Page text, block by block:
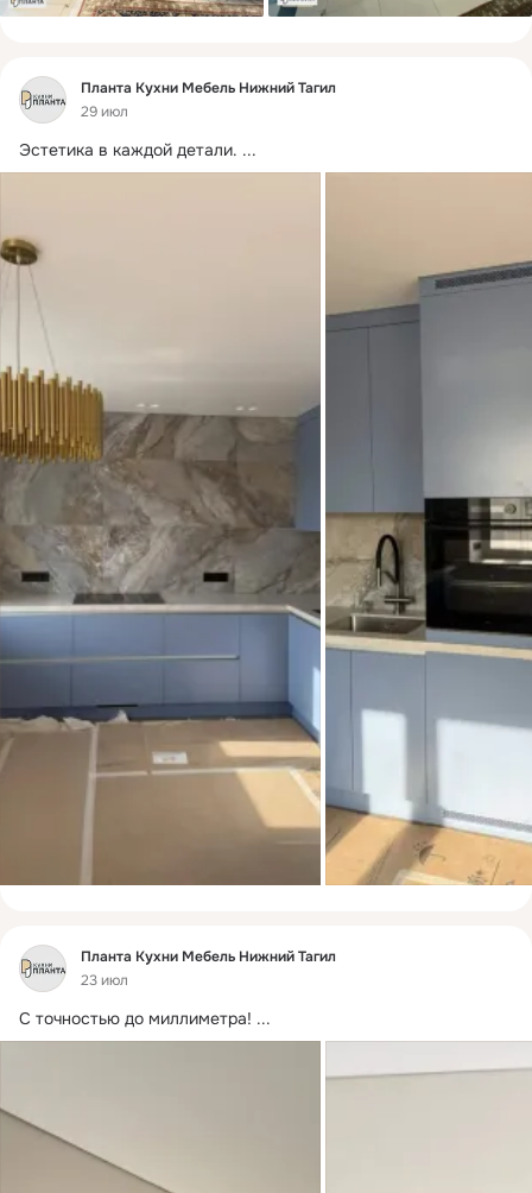
Фид
Планта Кухни Мебель Нижний Тагил
29 июл
Эстетика в каждой детали. ...
Фид
Планта Кухни Мебель Нижний Тагил
23 июл
С точностью до миллиметра! ...